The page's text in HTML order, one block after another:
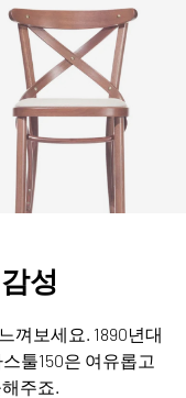
성
껴보세요. 1890년대
툴150은 여유롭고
주죠.